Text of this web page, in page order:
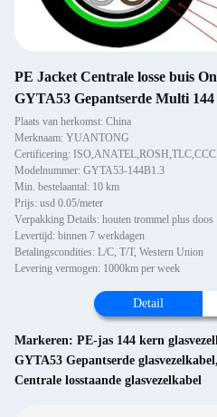
PE Jacket Centrale losse buis
GYTA53 Gepantserde Multi
Plaats van herkomst: China
Merknaam: YUANTONG
Certificering: ISO,ANATEL,ROSH,TLC,CCC
Modelnummer: GYTA53-144B1.3
Min. bestelaantal: 10 km
Prijs: usd 0.05/meter
Verpakking Details: houten trommel plus doos
Levertijd: binnen 7 werkdagen
Betalingscondities: L/C, T/T, Western Union
Levering vermogen: 1000km per week
Detail
Markeren: PE-jas 144 kern
GYTA53 Gepantserde glasvezelkabel,
Centrale losstaande glasvezelkabel